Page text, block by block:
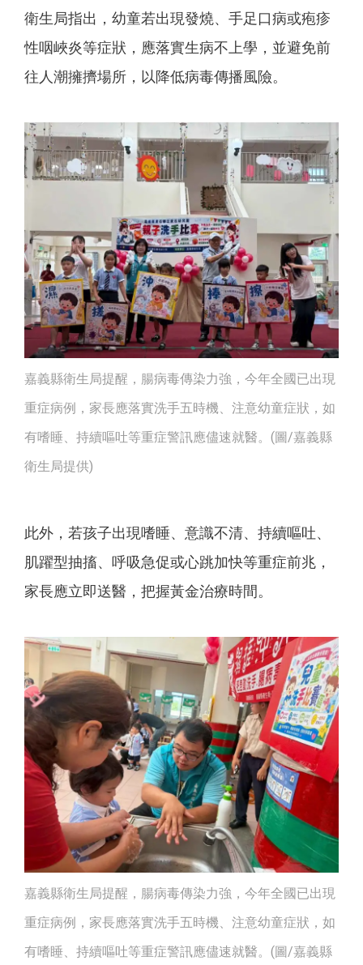
衛生局指出，幼童若出現發燒、手足口病或疱疹
性咽峽炎等症狀，應落實生病不上學，並避免前
往人潮擁擠場所，以降低病毒傳播風險。
嘉義縣衛生局提醒，腸病毒傳染力強，今年全國已出現
重症病例，家長應落實洗手五時機、注意幼童症狀，如
有嗜睡、持續嘔吐等重症警訊應儘速就醫。(圖/嘉義縣
衛生局提供)
此外，若孩子出現嗜睡、意識不清、持續嘔吐、
肌躍型抽搐、呼吸急促或心跳加快等重症前兆，
家長應立即送醫，把握黃金治療時間。
嘉義縣衛生局提醒，腸病毒傳染力強，今年全國已出現
重症病例，家長應落實洗手五時機、注意幼童症狀，如
有嗜睡、持續嘔吐等重症警訊應儘速就醫。(圖/嘉義縣